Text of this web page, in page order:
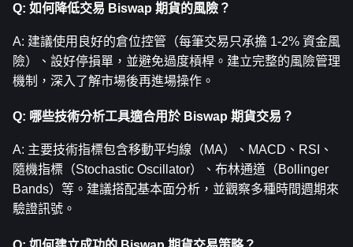
Q: 如何降低交易 Biswap 期貨的風險？
A: 建議使用良好的倉位控管（每筆交易只承擔 1-2% 資金風
險）、設好停損單，並避免過度槓桿。建立完整的風險管理
機制，深入了解市場後再進場操作。
Q: 哪些技術分析工具適合用於 Biswap 期貨交易？
A: 主要技術指標包含移動平均線（MA）、MACD、RSI、
隨機指標（Stochastic Oscillator）、布林通道（Bollinger
Bands）等。建議搭配基本面分析，並觀察多種時間週期來
驗證訊號。